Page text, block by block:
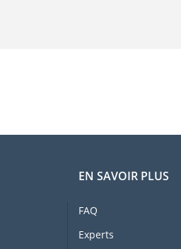
EN SAVOIR PLUS
FAQ
Experts